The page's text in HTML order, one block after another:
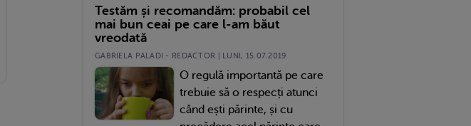
Testăm și recomandăm: probabil cel
mai bun ceai pe care l-am băut
vreodată
GABRIELA PALADI - REDACTOR | LUNI, 15.07.2019
O regulă importantă pe care
trebuie să o respecți atunci
când ești părinte, și cu